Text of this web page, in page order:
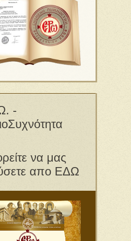
-
να μας
απο ΕΔΩ